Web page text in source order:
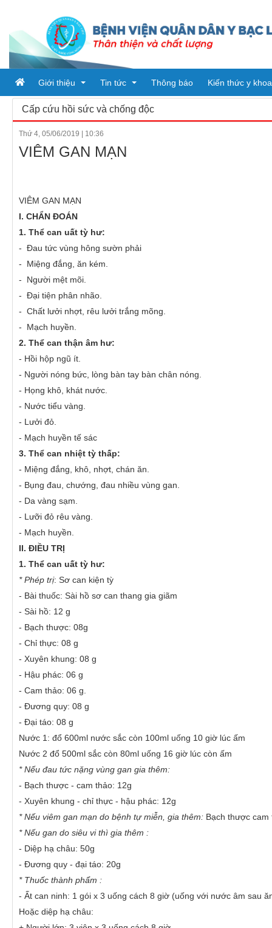
Giới thiệu
Tổ chức bệnh viện
KHOA KIỂM SOÁT NHIỄM
LIÊN CHUYÊN KHOA
Tin tức
Tin tức
Thông báo Kiến thức y khoa
Cấp cứu hồi sức và chống độc
Thứ 4, 05/06/2019 10:36
VIÊM GAN MẠN
VIÊM GAN MẠN
I. CHẨN ĐOÁN
1. Thể can uất tỳ hư:
- Đau tức vùng hông sườn phải
- Miệng đắng, ăn kém.
- Người mệt mõi.
- Đại tiện phân nhão.
- Chất lưởi nhợt, rêu lưởi trắng mõng.
- Mạch huyền.
2. Thể can thận âm hư:
- Hồi hộp ngũ ít.
- Người nóng bức, lòng bàn tay bàn chân nóng.
- Họng khô, khát nước.
- Nước tiểu vàng.
- Lưởi đỏ.
- Mạch huyền tế sác
3. Thể can nhiệt tỳ thấp:
- Miệng đắng, khô, nhợt, chán ăn.
- Bụng đau, chướng, đau nhiều vùng gan.
- Da vàng sạm.
- Lưỡi đỏ rêu vàng.
- Mạch huyền.
II. ĐIỀU TRỊ
1. Thể can uất tỳ hư:
* Phép trị: Sơ can kiện tỳ
- Bài thuốc: Sài hồ sơ can thang gia giãm
- Sài hồ: 12 g
- Bạch thược: 08g
- Chỉ thực: 08 g
- Xuyên khung: 08 g
- Hậu phác: 06 g
- Cam thảo: 06 g.
- Đương quy: 08 g
- Đại táo: 08 g
Nước 1: đổ 600ml nước sắc còn 100ml uống 10 giờ lúc ấm
Nước 2 đổ 500ml sắc còn 80ml uống 16 giờ lúc còn ấm
* Nếu đau tức nặng vùng gan gia thêm:
- Bạch thược - cam thảo: 12g
- Xuyên khung - chỉ thực - hậu phác: 12g
* Nếu viêm gan mạn do bệnh tự miễn, gia thêm: Bạch thược cam
* Nếu gan do siêu vi thì gia thêm :
- Diệp hạ châu: 50g
- Đương quy - đại táo: 20g
* Thuốc thành phẩm :
- Ất can ninh: 1 gói x 3 uống cách 8 giờ (uống với nước âm sau
Hoặc diệp hạ châu: